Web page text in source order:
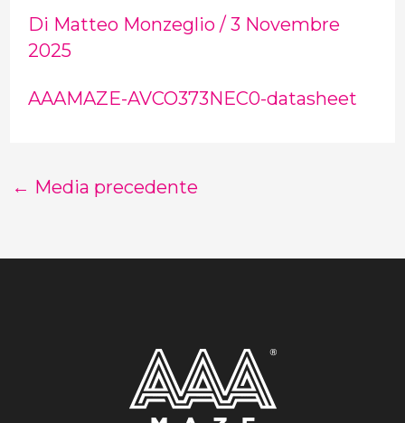
Di Matteo Monzeglio / 3 Novembre
2025
AAAMAZE-AVCO373NEC0-datasheet
← Media precedente